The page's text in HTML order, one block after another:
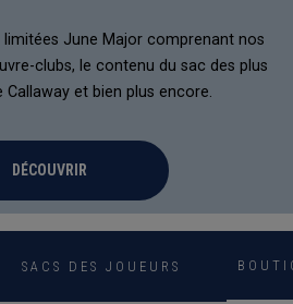
June Major comprenant nos
clubs, le contenu du sac des plus
Callaway et bien plus encore.
DÉCOUVRIR
SACS DES JOUEURS